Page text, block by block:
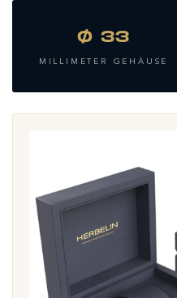
Ø 33
MILLIMETER GEHÄUSE